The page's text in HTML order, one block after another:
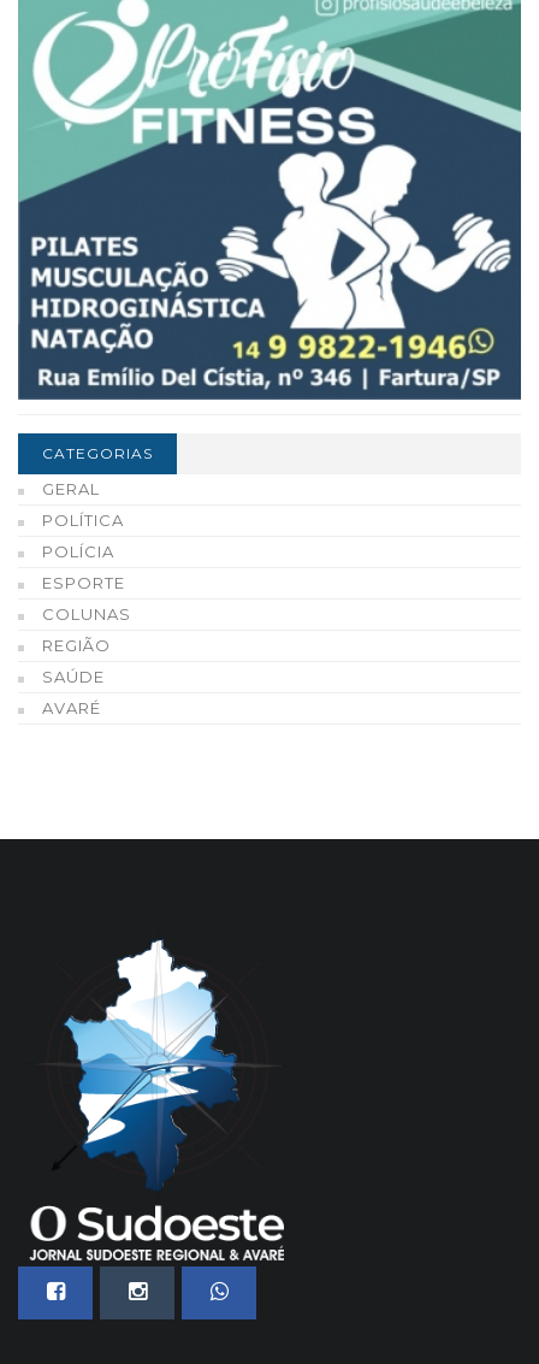
CATEGORIAS
GERAL
POLÍTICA
POLÍCIA
ESPORTE
COLUNAS
REGIÃO
SAÚDE
AVARÉ